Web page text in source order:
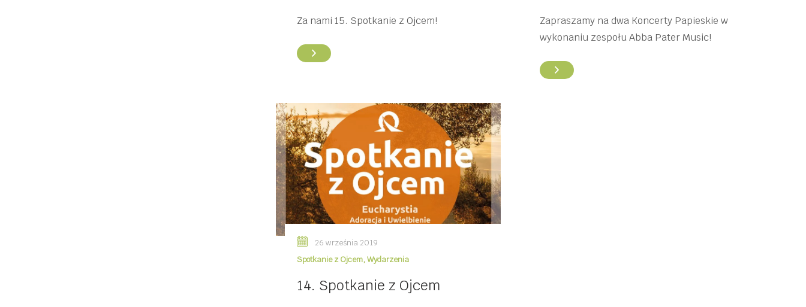
Za nami 15. Spotkanie z Ojcem!
Zapraszamy na dwa Koncerty Papieskie w
wykonaniu zespołu Abba Pater Music!
26 września 2019
Spotkanie z Ojcem,Wydarzenia
14. Spotkanie z Ojcem